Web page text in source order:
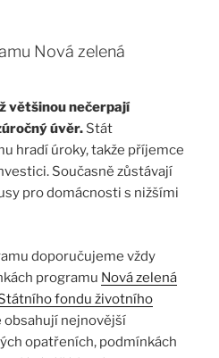
Nová zelená
většinou nečerpají
úvěr. Stát
hradí úroky, takže příjemce
Současně zůstávají
pro domácnosti s nižšími
doporučujeme vždy
programu Nová zelená
fondu životního
obsahují nejnovější
opatřeních, podmínkách